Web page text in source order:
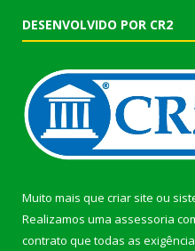
DESENVOLVIDO POR CR2
Muito mais que criar site ou
Realizamos uma assessoria
contrato que todas as